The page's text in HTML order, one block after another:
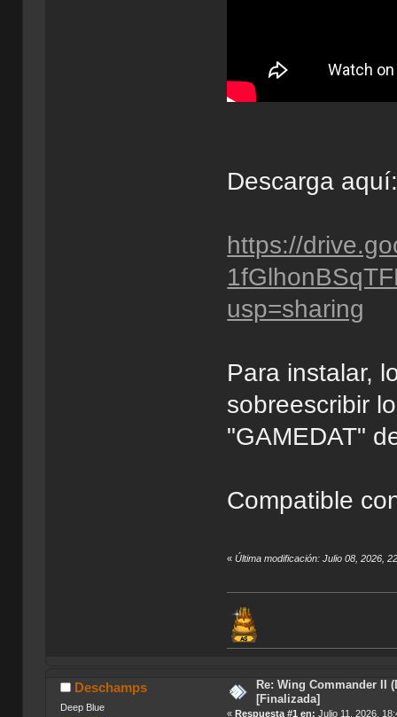
Descarga
https://
usp=sharing
Para instalar,
sobreescribir
"GAMEDAT"
Compatible
«Última modificación: Julio 08, 2026,
Deschamps
Deep Blue
Re: Wing Commander II
[Finalizada]
«Respuesta #1 en: Julio 11, 2026,